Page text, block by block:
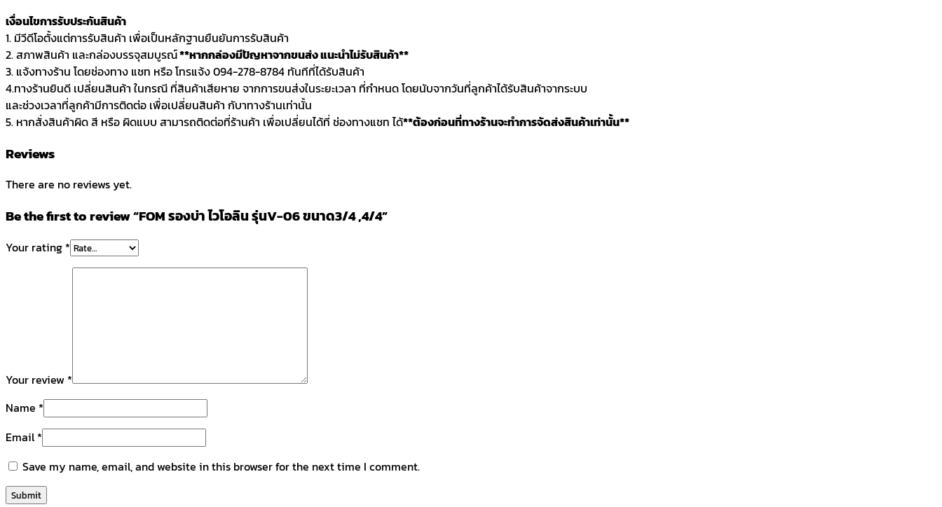
เงื่อนไขการรับประกันสินค้า
1. มีวีดีโอตั้งแต่การรับสินค้า เพื่อเป็นหลักฐานยืนยันการรับสินค้า
2. สภาพสินค้า และกล่องบรรจุสมบูรณ์**หากกล่องมีปัญหาจากขนส่ง แนะนำไม่รับสินค้า**
3. แจ้งทางร้าน โดยช่องทาง แชท หรือ โทรแจ้ง 094-278-8784 ทันทีที่ได้รับสินค้า
4.ทางร้านยินดี เปลี่ยนสินค้า ในกรณี ที่สินค้าเสียหาย จากการขนส่งในระยะเวลา ที่กำหนด โดยนับจากวันที่ลูกค้าได้รับสินค้าจากระบบ
และช่วงเวลาที่ลูกค้ามีการติดต่อ เพื่อเปลี่ยนสินค้า กับาทางร้านเท่านั้น
5. หากสั่งสินค้าผิด สี หรือ ผิดแบบ สามารถติดต่อที่ร้านค้า เพื่อเปลี่ยนได้ที่ ช่องทางแชท ได้**ต้องก่อนที่ทางร้านจะทำการจัดส่งสินค้าเท่านั้น**
Reviews
There are no reviews yet.
Be the first to review “FOM รองบ่า ไวโอลิน รุ่นV-06 ขนาด3/4 ,4/4”
Your rating *
Your review *
Name *
Email*
Save my name, email, and website in this browser for the next time I comment.